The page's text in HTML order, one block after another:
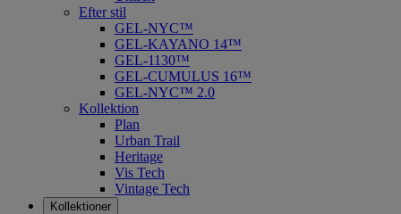
Efter stil
GEL-NYC™
GEL-KAYANO 14™
GEL-1130™
GEL-CUMULUS 16™
GEL-NYC™ 2.0
Kollektion
Plan
Urban Trail
Heritage
Vis Tech
Vintage Tech
Kollektioner